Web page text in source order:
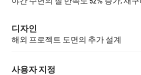
디자인
해외 프로젝트 도면의 추가 설계
사용자 지정